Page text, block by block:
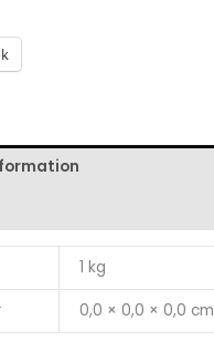
1 kg
0,0 × 0,0 × 0,0 cm